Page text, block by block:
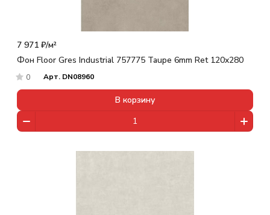
7 971 ₽/м²
Фон Floor Gres Industrial 757775 Taupe 6mm Ret 120x280
0 Арт. DN08960
В корзину